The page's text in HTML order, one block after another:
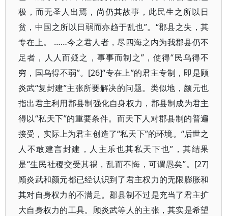
极，而无圣人出焉，尚仍其故事，此民生之所以日
贫，中国之所以日弱而亦趋于乱也”。“郡县之失，其
专在上。 ……今之君人者，尽四海之内为我郡县仍不
足者，人人而疑之，事事而制之”，使得“民乌得不
穷，国乌得不弱”。[26]“专在上”的君主专制，即是顾
炎武“复封建”主张所要解决的问题。类似地，颜元也
指出君主利用郡县制强化自身权力，郡县制成为君主
得以“私天下”的重要条件。而天下人对郡县制的普遍
接受，实际上为君主创造了“私天下”的环境。“后世之
人不敢建言封建，人主乐也其私天下也”，其结果
是“生民社稷交受其祸，乱而不悔，可谓愚矣”。[27]
顾炎武和颜元都已经认识到了君主权力的无限膨胀和
其对自身权力的不满足。郡县制不过是充当了君主扩
大自身权力的工具。顾炎武等人的主张，其实是希望